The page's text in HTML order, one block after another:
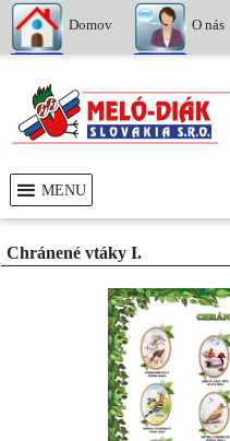
Domov O nás
MENU
Chránené vtáky I.